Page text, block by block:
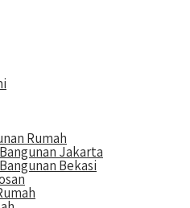
Rumah
Jakarta
Bekasi